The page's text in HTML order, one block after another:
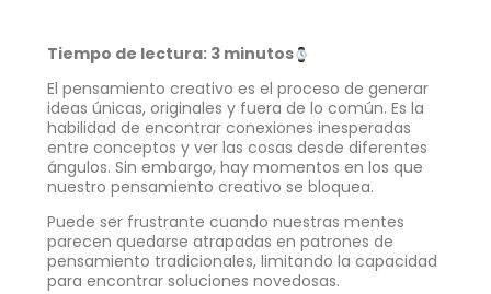
Tiempo de lectura: 3 minutos
El pensamiento creativo es el proceso de generar
ideas únicas, originales y fuera de lo común. Es la
habilidad de encontrar conexiones inesperadas
entre conceptos y ver las cosas desde diferentes
ángulos. Sin embargo, hay momentos en los que
nuestro pensamiento creativo se bloquea.
Puede ser frustrante cuando nuestras mentes
parecen quedarse atrapadas en patrones de
pensamiento tradicionales, limitando la capacidad
para encontrar soluciones novedosas.